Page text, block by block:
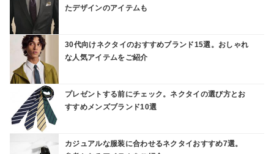
たデザインのアイテムも
30代向けネクタイのおすすめブランド15選。おしゃれ
な人気アイテムをご紹介
プレゼントする前にチェック。ネクタイの選び方とお
すすめメンズブランド10選
カジュアルな服装に合わせるネクタイおすすめ7選。